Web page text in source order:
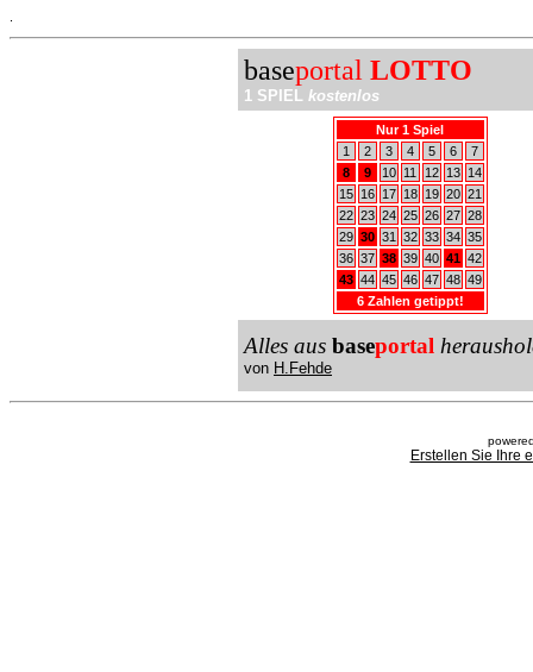
baseportal LOTTO
1 SPIEL kostenlos
Nur 1 Spiel
1
2 3 4 5 6
7
8
9 10 11 12 13
14
15
16 17 18 19 20 21
22 23 24 25 26 27 28
29 30 31 32 33 34 35
36 37 38 39 40 41 42
43 44 45 46 47 48 49
6 Zahlen getippt!
Alles aus baseportal
von H.Fehde
Erstellen Sie Ihre